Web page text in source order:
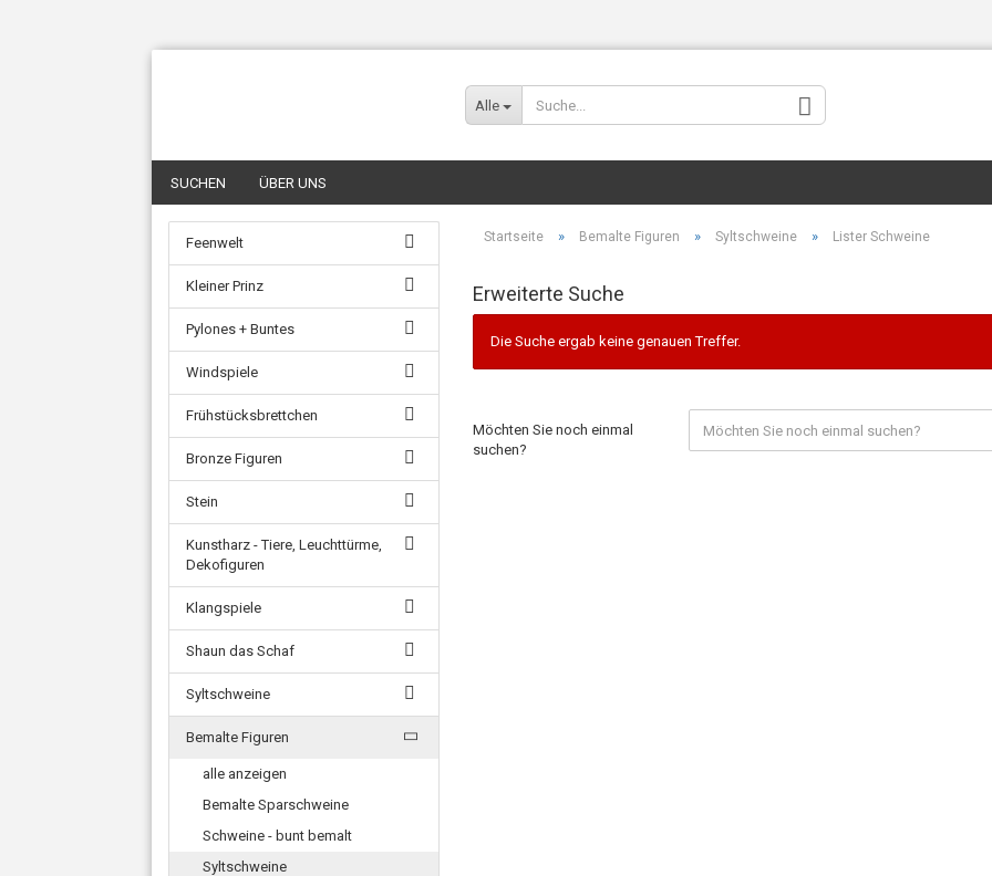
Wohnort
Passwort
Alle
SUCHEN ÜBER UNS
Startseite » Bemalte Figuren » Syltschweine » Lister Schweine
Erweiterte Suche
Die Suche ergab keine genauen Treffer.
Möchten Sie noch einmal
suchen?
Feenwelt
Kleiner Prinz
Pylones + Buntes
Windspiele
Frühstücksbrettchen
Bronze Figuren
Stein
Kunstharz - Tiere, Leuchttürme,
Dekofiguren
Klangspiele
Shaun das Schaf
Syltschweine
Bemalte Figuren
alle anzeigen
Bemalte Sparschweine
Schweine - bunt bemalt
Syltschweine